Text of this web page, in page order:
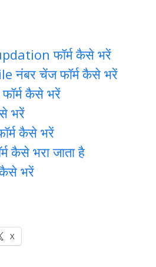
फॉर्म कैसे भरें
नंबर चेंज फॉर्म कैसे भरें
कैसे भरें
भरें
कैसे भरें
कैसे भरा जाता है
कैसे भरें
X